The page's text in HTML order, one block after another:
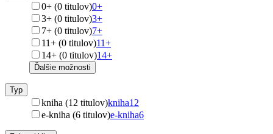
0+ (0 titulov)0+
3+ (0 titulov)3+
7+ (0 titulov)7+
11+ (0 titulov)11+
14+ (0 titulov)14+
Ďalšie možnosti
Typ
kniha (12 titulov)kniha12
e-kniha (6 titulov)e-kniha6